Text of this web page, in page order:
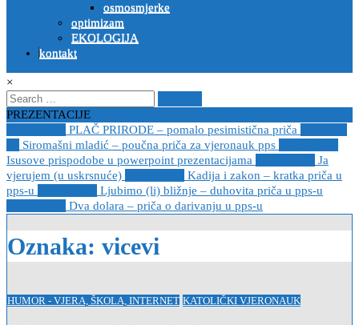
osmosmjerke
optimizam
EKOLOGIJA
kontakt
×
Search
for:
PREZENTACIJE
PLAČ PRIRODE – pomalo pesimistična priča
Siromašni mladić – poučna priča za vjeronauk pps
Isusove prispodobe u powerpoint prezentacijama
Ja
vjerujem (u uskrsnuće)
Kadija i zakon – kratka priča u
pps-u
Ljubimo (li) bližnje – duhovita priča u pps-u
Dva dolara – priča o darivanju u pps-u
Oznaka: vicevi
Posted
HUMOR - VJERA, ŠKOLA, INTERNET KATOLIČKI VJERONAUK